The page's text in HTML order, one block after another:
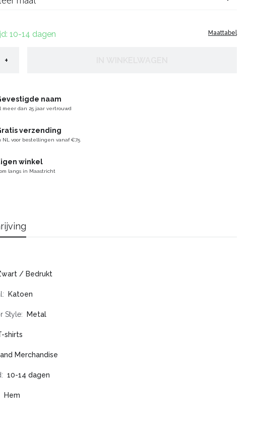
Maattabel
10-14 dagen
+
naam
meer dan 25 jaar vertrouwd
verzending
NL voor bestellingen vanaf €75
winkel
langs in Maastricht
/ Bedrukt
Katoen
Style Metal
shirts
Merchandise
10-14 dagen
Hem